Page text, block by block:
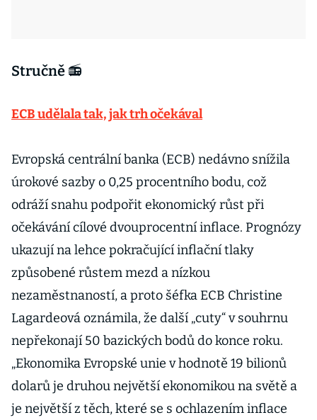
Stručně 📻
ECB udělala tak, jak trh očekával
Evropská centrální banka (ECB) nedávno snížila
úrokové sazby o 0,25 procentního bodu, což
odráží snahu podpořit ekonomický růst při
očekávání cílové dvouprocentní inflace. Prognózy
ukazují na lehce pokračující inflační tlaky
způsobené růstem mezd a nízkou
nezaměstnaností, a proto šéfka ECB Christine
Lagardeová oznámila, že další „cuty“ v souhrnu
nepřekonají 50 bazických bodů do konce roku.
„Ekonomika Evropské unie v hodnotě 19 bilionů
dolarů je druhou největší ekonomikou na světě a
je největší z těch, které se s ochlazením inflace